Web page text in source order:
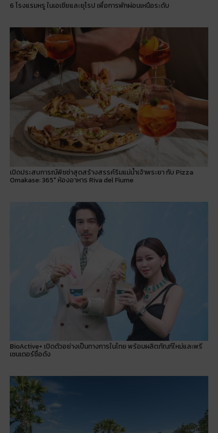
6 โรงแรมหรู ในเอเชียและยุโรป เพื่อการพักผ่อนเหนือระดับ
เปิดประสบการณ์พิซซ่าสุดสร้างสรรค์ริมแม่น้ำเจ้าพระยา กับ Pizza
Omakase: 365° ห้องอาหาร Riva del Fiume
BioActive+ เปิดตัวอย่างเป็นทางการในไทย พร้อมผลิตภัณฑ์ใหม่และพรี
เซนเตอร์ชื่อดัง